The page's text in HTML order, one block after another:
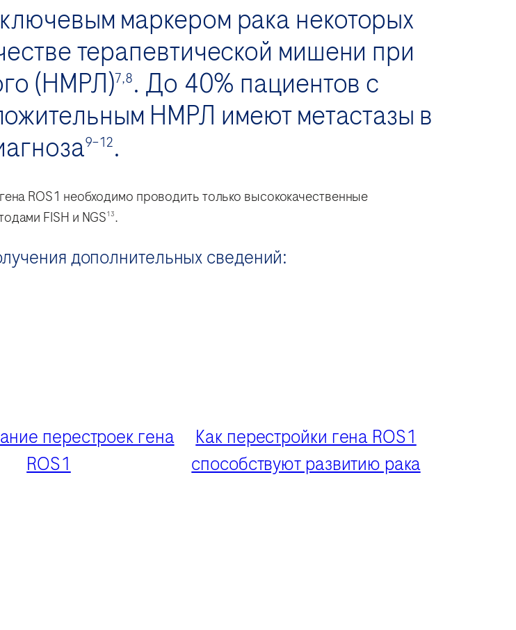
маркером рака некоторых
терапевтической мишени при
(НМРЛ)7,8. До 40% пациентов с
НМРЛ имеют метастазы в
9–12.
ROS1 необходимо проводить только высококачественные
FISH и NGS13.
дополнительных сведений:
перестроек гена
ROS1
Как перестройки гена ROS1
способствуют развитию рака